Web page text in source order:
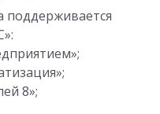
поддерживается
8»;